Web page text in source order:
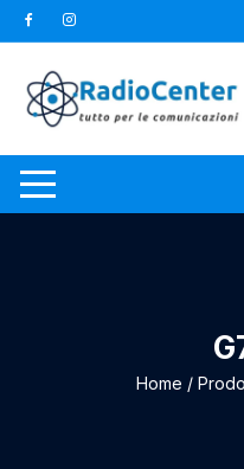
al
contenuto
Home /